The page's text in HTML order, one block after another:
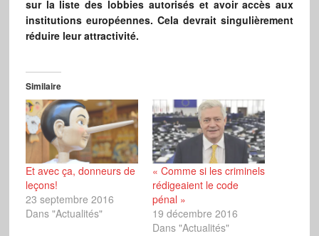
sur la liste des lobbies autorisés et avoir accès aux
institutions européennes. Cela devrait singulièrement
réduire leur attractivité.
Similaire
Et avec ça, donneurs de
leçons!
23 septembre 2016
Dans "Actualités"
« Comme si les criminels
rédigeaient le code
pénal »
19 décembre 2016
Dans "Actualités"